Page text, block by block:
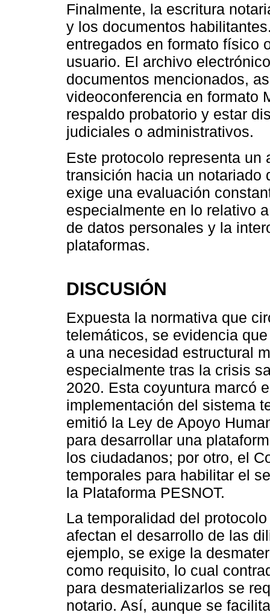
Finalmente, la escritura
y los documentos
entregados en formato físico
usuario. El archivo
documentos mencionados,
videoconferencia en formato
respaldo probatorio y estar
judiciales o administrativos.
Este protocolo representa
transición hacia un notariado
exige una evaluación
especialmente en lo relativo
de datos personales y la
plataformas.
DISCUSIÓN
Expuesta la normativa que
telemáticos, se evidencia
a una necesidad estructural
especialmente tras la crisis
2020. Esta coyuntura marcó
implementación del sistema
emitió la Ley de Apoyo
para desarrollar una
los ciudadanos; por otro, el
temporales para habilitar el
la Plataforma PESNOT.
La temporalidad del
afectan el desarrollo de las
ejemplo, se exige la
como requisito, lo cual
para desmaterializarlos se
notario. Así, aunque se